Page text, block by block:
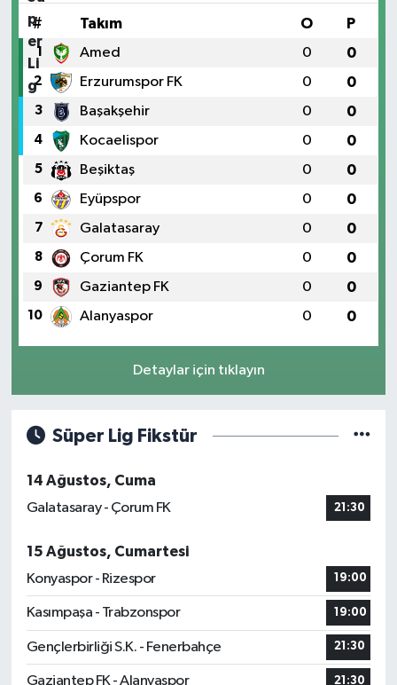
# Takım O P
1 Amed 0 0
2 Erzurumspor FK 0 0
3 Başakşehir 0 0
4 Kocaelispor 0 0
5 Beşiktaş 0 0
6 Eyüpspor 0 0
7 Galatasaray 0 0
8 Çorum FK 0 0
9 Gaziantep FK 0 0
10 Alanyaspor 0 0
Detaylar için tıklayın
Süper Lig Fikstür
14 Ağustos, Cuma
Galatasaray - Çorum FK
21:30
15 Ağustos, Cumartesi
Konyaspor - Rizespor
19:00
Kasımpaşa - Trabzonspor 19:00
Gençlerbirliği S.K. - Fenerbahçe 21:30
Gaziantep FK - Alanyaspor 21:30